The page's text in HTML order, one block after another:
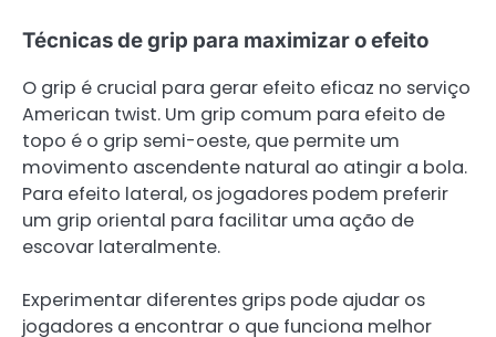
Técnicas de grip para maximizar o efeito
O grip é crucial para gerar efeito eficaz no serviço
American twist. Um grip comum para efeito de
topo é o grip semi-oeste, que permite um
movimento ascendente natural ao atingir a bola.
Para efeito lateral, os jogadores podem preferir
um grip oriental para facilitar uma ação de
escovar lateralmente.
Experimentar diferentes grips pode ajudar os
jogadores a encontrar o que funciona melhor